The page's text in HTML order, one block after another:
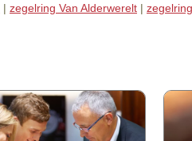
| zegelring Van Alderwerelt |